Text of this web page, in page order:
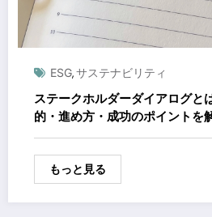
ESG,サステナビリティ
ステークホルダーダイアログと
的・進め方・成功のポイントを
もっと見る